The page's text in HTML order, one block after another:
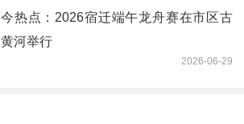
今热点：2026宿迁端午龙舟赛在市区古
黄河举行
2026-06-29